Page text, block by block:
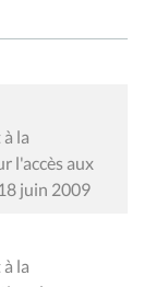
la
l'accès aux
juin 2009
la